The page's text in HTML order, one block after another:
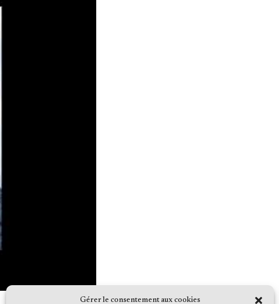
Gérer le consentement aux cookies